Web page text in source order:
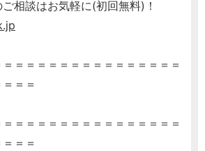
相談はお気軽に(初回無料)！
＝＝＝＝＝＝＝＝＝＝＝＝＝＝＝
＝＝
＝＝＝＝＝＝＝＝＝＝＝＝＝＝＝
＝＝